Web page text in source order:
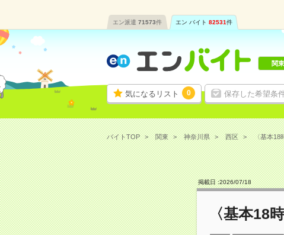
エン派遣 71573件 エン バイト 82531件
気になるリスト 0 保存した希望条
関
バイトTOP 関東 神奈川県 西区 〈基本18
掲載日 :2026/07/18
〈基本18